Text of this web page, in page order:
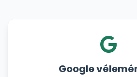
Google